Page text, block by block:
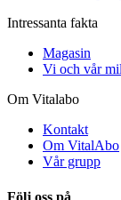
Intressanta fakta
Magasin
Vi och vår
Om Vitalabo
Kontakt
Om VitalAbo
Vår grupp
Följ oss på